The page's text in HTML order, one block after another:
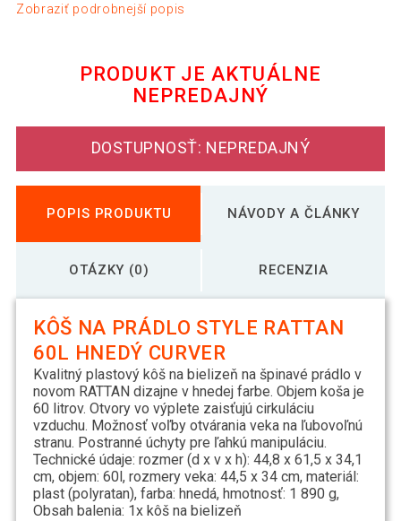
Zobraziť podrobnejší popis
PRODUKT JE AKTUÁLNE
NEPREDAJNÝ
DOSTUPNOSŤ: NEPREDAJNÝ
POPIS PRODUKTU NÁVODY A ČLÁNKY
OTÁZKY (0) RECENZIA
KÔŠ NA PRÁDLO STYLE RATTAN
60L HNEDÝ CURVER
Kvalitný plastový kôš na bielizeň na špinavé prádlo v
novom RATTAN dizajne v hnedej farbe. Objem koša je
60 litrov. Otvory vo výplete zaisťujú cirkuláciu
vzduchu. Možnosť voľby otvárania veka na ľubovoľnú
stranu. Postranné úchyty pre ľahkú manipuláciu.
Technické údaje: rozmer (d x v x h): 44,8 x 61,5 x 34,1
cm, objem: 60l, rozmery veka: 44,5 x 34 cm, materiál:
plast (polyratan), farba: hnedá, hmotnosť: 1 890 g,
Obsah balenia: 1x kôš na bielizeň